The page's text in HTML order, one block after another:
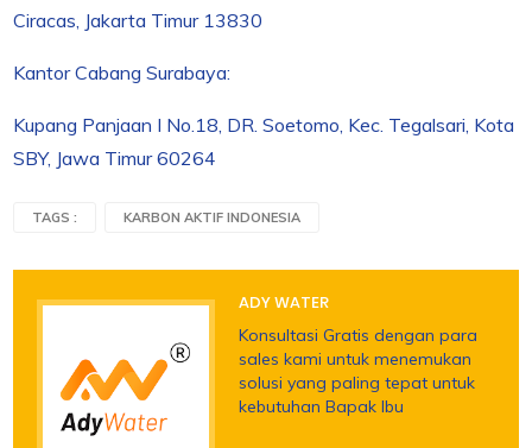
Ciracas, Jakarta Timur 13830
Kantor Cabang Surabaya:
Kupang Panjaan I No.18, DR. Soetomo, Kec. Tegalsari, Kota
SBY, Jawa Timur 60264
TAGS : KARBON AKTIF INDONESIA
ADY WATER
Konsultasi Gratis dengan para
sales kami untuk menemukan
solusi yang paling tepat untuk
kebutuhan Bapak Ibu